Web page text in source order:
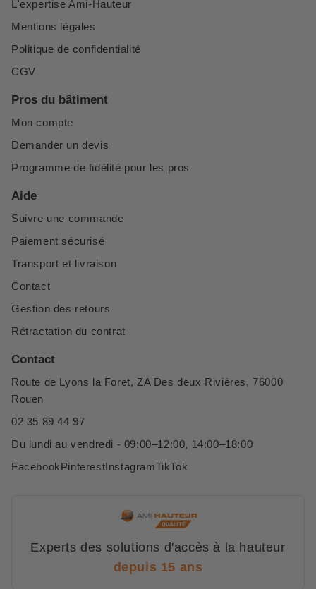
L'expertise Ami-Hauteur
Mentions légales
Politique de confidentialité
CGV
Pros du bâtiment
Mon compte
Demander un devis
Programme de fidélité pour les pros
Aide
Suivre une commande
Paiement sécurisé
Transport et livraison
Contact
Gestion des retours
Rétractation du contrat
Contact
Route de Lyons la Foret, ZA Des deux Rivières, 76000
Rouen
02 35 89 44 97
Du lundi au vendredi - 09:00–12:00, 14:00–18:00
FacebookPinterestInstagramTikTok
Experts des solutions d'accès à la hauteur
depuis 15 ans